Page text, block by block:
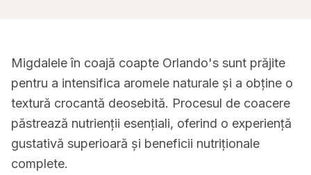
Migdalele în coajă coapte Orlando's sunt prăjite
pentru a intensifica aromele naturale și a obține o
textură crocantă deosebită. Procesul de coacere
păstrează nutrienții esențiali, oferind o experiență
gustativă superioară și beneficii nutriționale
complete.